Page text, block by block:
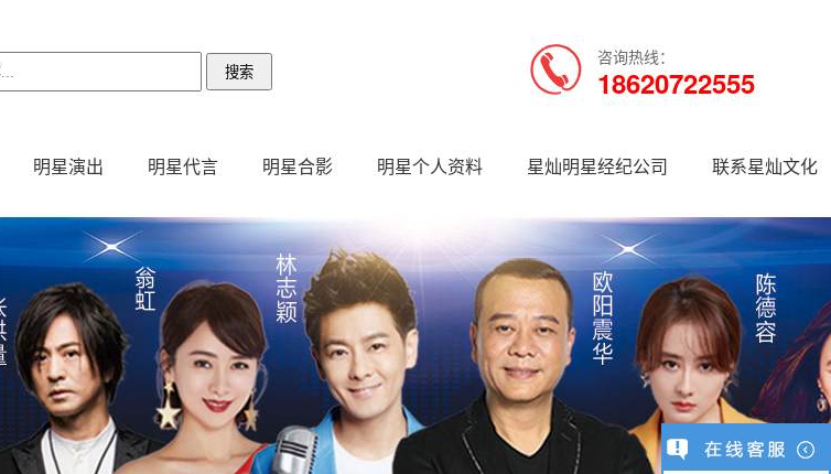
咨询热线：
18620722555
明星演出 明星代言 明星合影 明星个人资料 星灿明星经纪公司 联系星灿文化